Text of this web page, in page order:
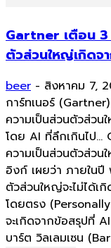
Gartner เตือน 3
ตัวส่วนใหญ่เกิดจ
beer - สิงหาคม 7,
การ์ทเนอร์
ความเป็นส่วนตัวส่วน
โดย AI ที่ลึกเกินไป...
ความเป็นส่วนตัวส่ว
อิงก์ เผยว่า ภายในปี
ตัวส่วนใหญ่จะไม่ได้เ
โดยตรง
จะเกิดจากข้อสรุปที่
บาร์ต วิลเลมเซน